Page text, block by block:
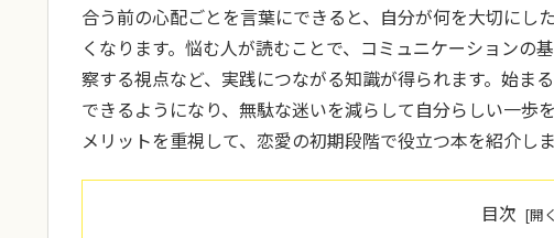
合う前の心配ごとを言葉にできると、自分が何を大切にし
くなります。悩む人が読むことで、コミュニケーションの
察する視点など、実践につながる知識が得られます。始ま
できるようになり、無駄な迷いを減らして自分らしい一歩
メリットを重視して、恋愛の初期段階で役立つ本を紹介しま
目次